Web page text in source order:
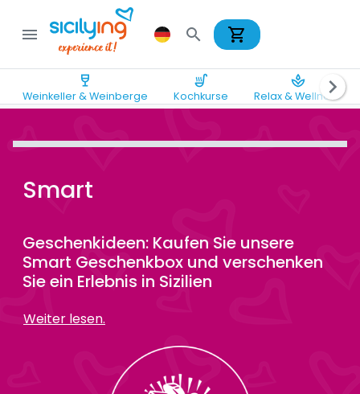
menu search shopping_cart
wine_bar
Weinkeller & Weinberge
soup_kitchen
Kochkurse
spa
Relax & Wellness
chevron_right
Smart
Geschenkideen: Kaufen Sie unsere
Smart Geschenkbox und verschenken
Sie ein Erlebnis in Sizilien
Weiter lesen.